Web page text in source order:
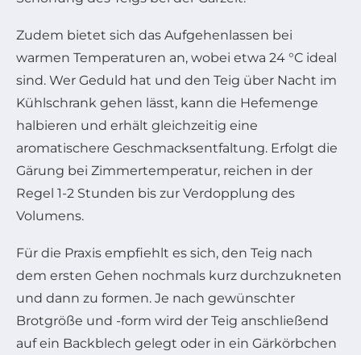
Zudem bietet sich das Aufgehenlassen bei
warmen Temperaturen an, wobei etwa 24 °C ideal
sind. Wer Geduld hat und den Teig über Nacht im
Kühlschrank gehen lässt, kann die Hefemenge
halbieren und erhält gleichzeitig eine
aromatischere Geschmacksentfaltung. Erfolgt die
Gärung bei Zimmertemperatur, reichen in der
Regel 1-2 Stunden bis zur Verdopplung des
Volumens.
Für die Praxis empfiehlt es sich, den Teig nach
dem ersten Gehen nochmals kurz durchzukneten
und dann zu formen. Je nach gewünschter
Brotgröße und -form wird der Teig anschließend
auf ein Backblech gelegt oder in ein Gärkörbchen